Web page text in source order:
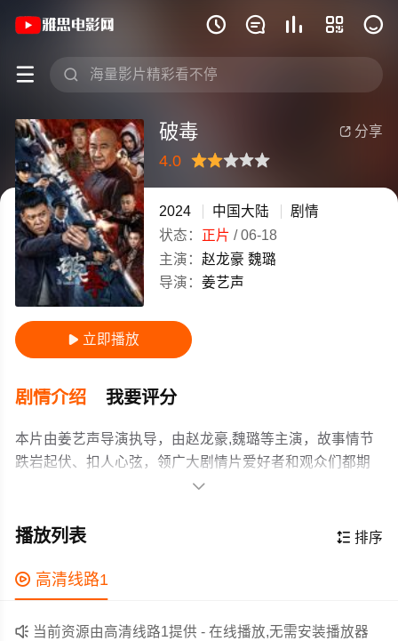
    
 
《破毒》(2024)中国大陆普通话高清电
 分享
破毒
4.0
很差较差
还行推荐力荐
2024 中国大陆
剧情
状态： 正片 /06-18
主演： 赵龙豪 魏璐
导演： 姜艺声
 立即播放
剧情介绍 我要评分
本片由姜艺声导演执导，由赵龙豪,魏璐等主演，故事情节
跌岩起伏、扣人心弦，领广大剧情片爱好者和观众们都期
年为救治儿子，丁芷童加入贩毒集团，腹背受敌，丈夫也
正，可惜自己的行动早已被看穿，后与易永正联手，将贩
毒集团一网打尽，自己也接受了法律制裁。
作为一部 上映的剧情电影，在当期同类题材影片中具有一
定的看点，在演员表现和剧情架构上也都有不错的亮点，
剧情紧凑，角色塑造鲜明，适合喜欢剧情类电影的观众观

 排序
播放列表
 高清线路1
 当前资源由高清线路1提供 - 在线播放,无需安装播放器